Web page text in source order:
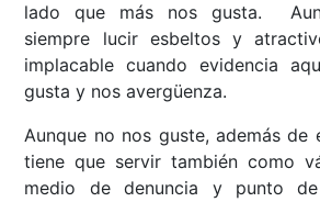
lado que más nos gusta.
siempre lucir esbeltos y
implacable cuando evidencia
gusta y nos avergüenza.
Aunque no nos guste, además de
tiene que servir también como
medio de denuncia y punto